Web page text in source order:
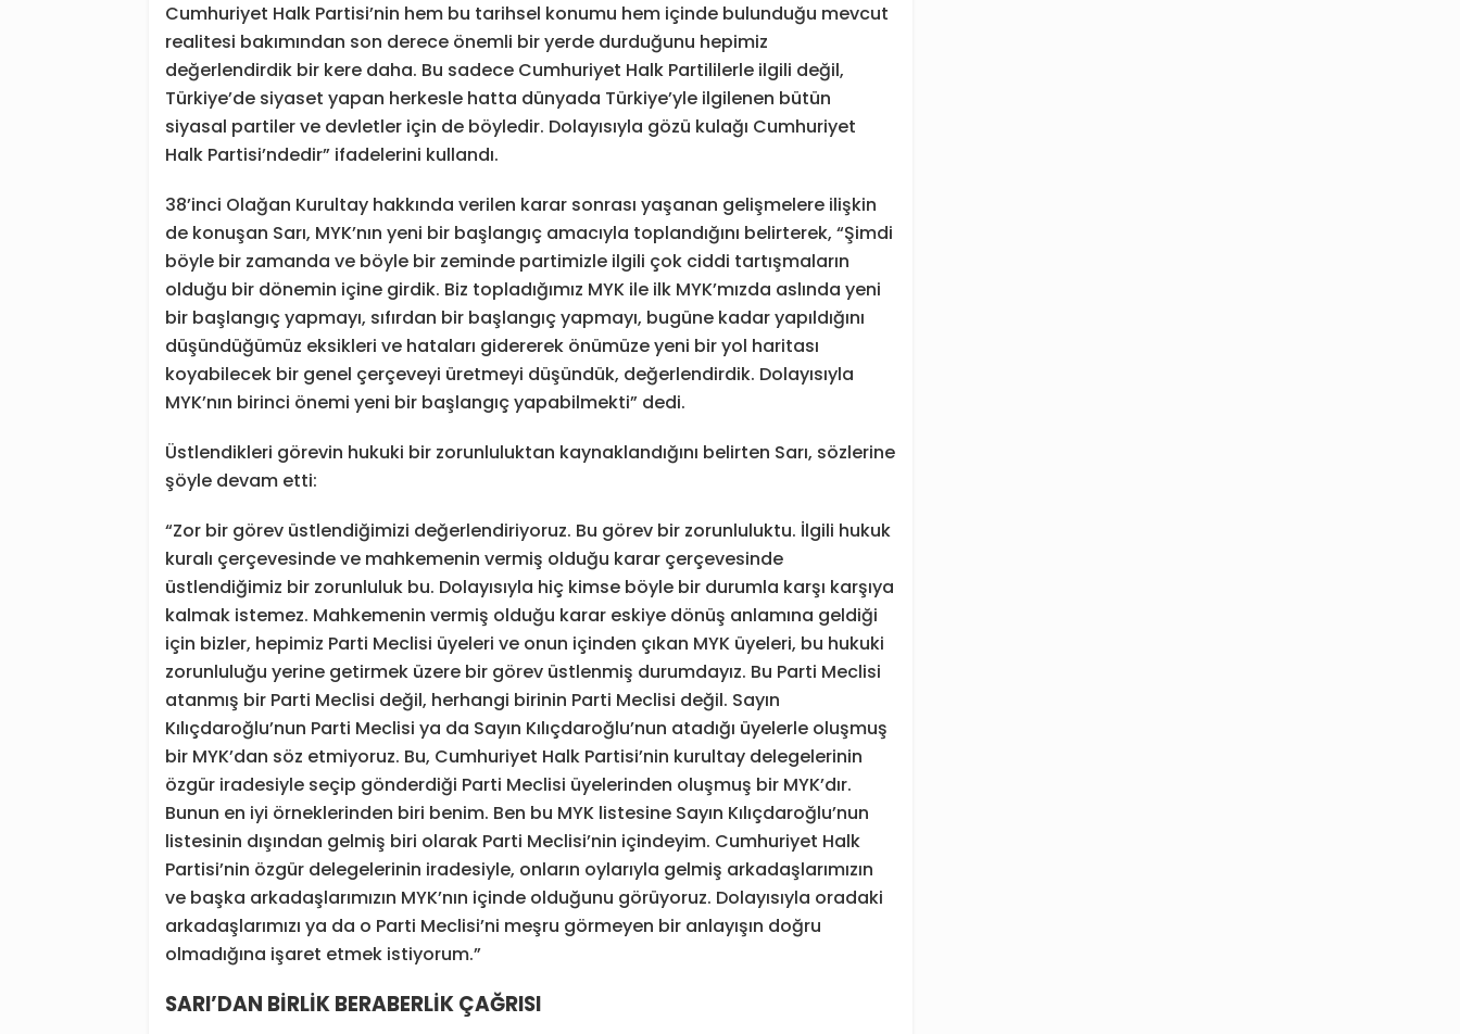
Cumhuriyet Halk Partisi’nin hem bu tarihsel konumu hem içinde bulunduğu mevcut
realitesi bakımından son derece önemli bir yerde durduğunu hepimiz
değerlendirdik bir kere daha. Bu sadece Cumhuriyet Halk Partililerle ilgili değil,
Türkiye’de siyaset yapan herkesle hatta dünyada Türkiye’yle ilgilenen bütün
siyasal partiler ve devletler için de böyledir. Dolayısıyla gözü kulağı Cumhuriyet
Halk Partisi’ndedir” ifadelerini kullandı.
38’inci Olağan Kurultay hakkında verilen karar sonrası yaşanan gelişmelere ilişkin
de konuşan Sarı, MYK’nın yeni bir başlangıç amacıyla toplandığını belirterek, “Şimdi
böyle bir zamanda ve böyle bir zeminde partimizle ilgili çok ciddi tartışmaların
olduğu bir dönemin içine girdik. Biz topladığımız MYK ile ilk MYK’mızda aslında yeni
bir başlangıç yapmayı, sıfırdan bir başlangıç yapmayı, bugüne kadar yapıldığını
düşündüğümüz eksikleri ve hataları gidererek önümüze yeni bir yol haritası
koyabilecek bir genel çerçeveyi üretmeyi düşündük, değerlendirdik. Dolayısıyla
MYK’nın birinci önemi yeni bir başlangıç yapabilmekti” dedi.
Üstlendikleri görevin hukuki bir zorunluluktan kaynaklandığını belirten Sarı, sözlerine
şöyle devam etti:
“Zor bir görev üstlendiğimizi değerlendiriyoruz. Bu görev bir zorunluluktu. İlgili hukuk
kuralı çerçevesinde ve mahkemenin vermiş olduğu karar çerçevesinde
üstlendiğimiz bir zorunluluk bu. Dolayısıyla hiç kimse böyle bir durumla karşı karşıya
kalmak istemez. Mahkemenin vermiş olduğu karar eskiye dönüş anlamına geldiği
için bizler, hepimiz Parti Meclisi üyeleri ve onun içinden çıkan MYK üyeleri, bu hukuki
zorunluluğu yerine getirmek üzere bir görev üstlenmiş durumdayız. Bu Parti Meclisi
atanmış bir Parti Meclisi değil, herhangi birinin Parti Meclisi değil. Sayın
Kılıçdaroğlu’nun Parti Meclisi ya da Sayın Kılıçdaroğlu’nun atadığı üyelerle oluşmuş
bir MYK’dan söz etmiyoruz. Bu, Cumhuriyet Halk Partisi’nin kurultay delegelerinin
özgür iradesiyle seçip gönderdiği Parti Meclisi üyelerinden oluşmuş bir MYK’dır.
Bunun en iyi örneklerinden biri benim. Ben bu MYK listesine Sayın Kılıçdaroğlu’nun
listesinin dışından gelmiş biri olarak Parti Meclisi’nin içindeyim. Cumhuriyet Halk
Partisi’nin özgür delegelerinin iradesiyle, onların oylarıyla gelmiş arkadaşlarımızın
ve başka arkadaşlarımızın MYK’nın içinde olduğunu görüyoruz. Dolayısıyla oradaki
arkadaşlarımızı ya da o Parti Meclisi’ni meşru görmeyen bir anlayışın doğru
olmadığına işaret etmek istiyorum.”
SARI’DAN BİRLİK BERABERLİK ÇAĞRISI